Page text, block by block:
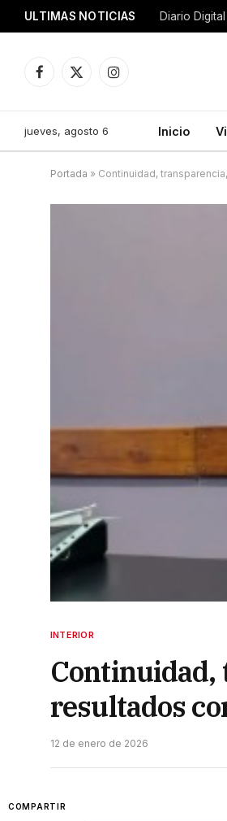
ULTIMAS NOTICIAS Diario
Facebook
X
Instagram
jueves, agosto 6 Inicio
Portada » Continuidad,
INTERIOR
Continuidad,
resultados
12 de enero de 2026
COMPARTIR